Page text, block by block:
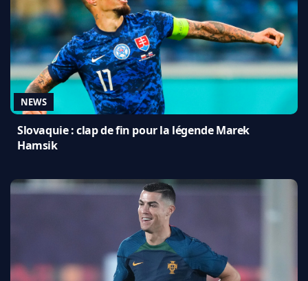
NEWS
Slovaquie : clap de fin pour la légende Marek
Hamsik